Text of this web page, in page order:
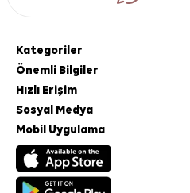
Kategoriler
Önemli Bilgiler
Hızlı Erişim
Sosyal Medya
Mobil Uygulama